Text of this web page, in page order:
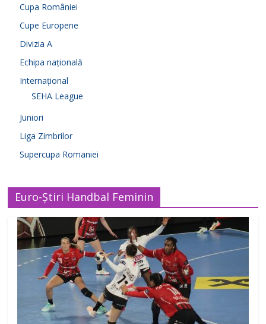
Cupa României
Cupe Europene
Divizia A
Echipa națională
Internațional
SEHA League
Juniori
Liga Zimbrilor
Supercupa Romaniei
Euro-Știri Handbal Feminin